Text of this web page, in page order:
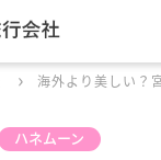
海外より美しい？
ハネムーン